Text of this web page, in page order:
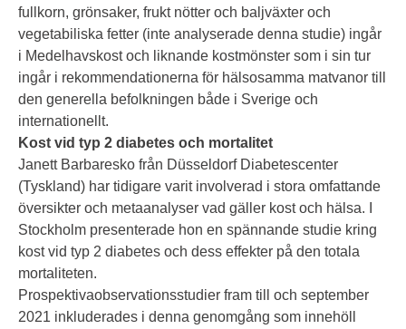
fullkorn, grönsaker, frukt nötter och baljväxter och
vegetabiliska fetter (inte analyserade denna studie) ingår
i Medelhavskost och liknande kostmönster som i sin tur
ingår i rekommendationerna för hälsosamma matvanor till
den generella befolkningen både i Sverige och
internationellt.
Kost vid typ 2 diabetes och mortalitet
Janett Barbaresko från Düsseldorf Diabetescenter
(Tyskland) har tidigare varit involverad i stora omfattande
översikter och metaanalyser vad gäller kost och hälsa. I
Stockholm presenterade hon en spännande studie kring
kost vid typ 2 diabetes och dess effekter på den totala
mortaliteten.
Prospektivaobservationsstudier fram till och september
2021 inkluderades i denna genomgång som innehöll